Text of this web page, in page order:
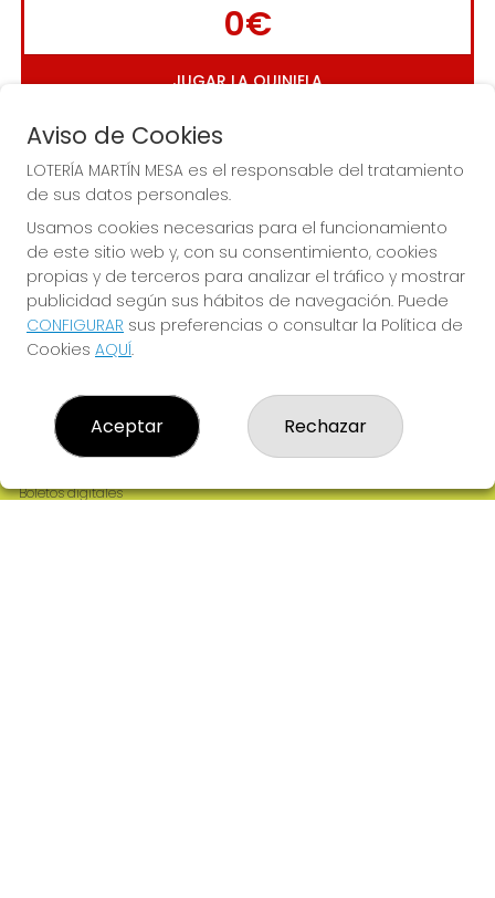
0€
JUGAR LA QUINIELA
Imagen anterior
LOTERÍA MARTÍN MESA
Resultados
Contacto
Empresas
Boletos digitales
Aviso de Cookies
LOTERÍA MARTÍN MESA es el responsable del tratamiento
de sus datos personales.
Usamos cookies necesarias para el funcionamiento
de este sitio web y, con su consentimiento, cookies
propias y de terceros para analizar el tráfico y mostrar
publicidad según sus hábitos de navegación. Puede
CONFIGURAR sus preferencias o consultar la Política de
Cookies AQUÍ.
Aceptar Rechazar